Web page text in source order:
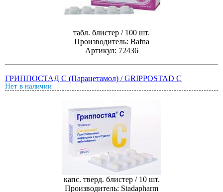
табл. блистер / 100 шт.
Производитель: Bafna
Артикул: 72436
ГРИППОСТАД С (Парацетамол) / GRIPPOSTAD C
Нет в наличии
капс. тверд. блистер / 10 шт.
Производитель: Stadapharm